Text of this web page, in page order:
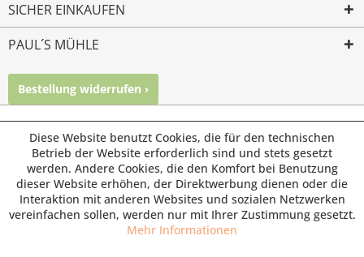
SICHER EINKAUFEN
PAUL´S MÜHLE
Bestellung widerrufen ›
© Paul's Mühle | Inhaber: Christof Paul e.K. | Westring 2 |
45659 Recklinghausen
Fax: 02361 -28831 | E-Mail: info@pauls-muehle.de
Diese Website benutzt Cookies, die für den technischen
Betrieb der Website erforderlich sind und stets gesetzt
werden. Andere Cookies, die den Komfort bei Benutzung
dieser Website erhöhen, der Direktwerbung dienen oder die
Interaktion mit anderen Websites und sozialen Netzwerken
vereinfachen sollen, werden nur mit Ihrer Zustimmung gesetzt.
Mehr Informationen